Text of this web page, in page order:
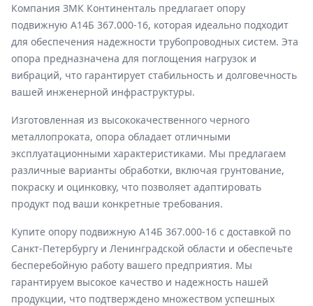
Компания ЗМК Континенталь предлагает опору
подвижную А14Б 367.000-16, которая идеально подходит
для обеспечения надежности трубопроводных систем. Эта
опора предназначена для поглощения нагрузок и
вибраций, что гарантирует стабильность и долговечность
вашей инженерной инфраструктуры.
Изготовленная из высококачественного черного
металлопроката, опора обладает отличными
эксплуатационными характеристиками. Мы предлагаем
различные варианты обработки, включая грунтование,
покраску и оцинковку, что позволяет адаптировать
продукт под ваши конкретные требования.
Купите опору подвижную А14Б 367.000-16 с доставкой по
Санкт-Петербургу и Ленинградской области и обеспечьте
бесперебойную работу вашего предприятия. Мы
гарантируем высокое качество и надежность нашей
продукции, что подтверждено множеством успешных